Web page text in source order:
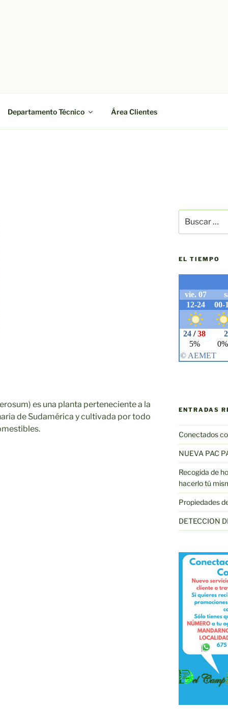
Departamento Técnico Área Clientes
es una planta perteneciente a la
de Sudamérica y cultivada por todo
por:
EL TIEMPO
ENTRADAS
Conectados
NUEVA PAC
Recogida de
hacerlo tú
Propiedades
DETECCION